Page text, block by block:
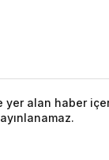
yer alan haber